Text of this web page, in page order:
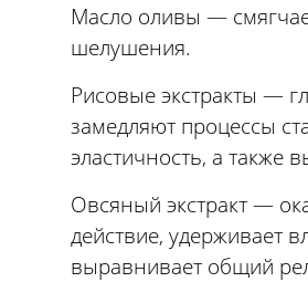
Масло оливы —
шелушения.
Рисовые экстракты —
замедляют процессы
эластичность, а также
Овсяный экстракт —
действие, удерживает
выравнивает общий